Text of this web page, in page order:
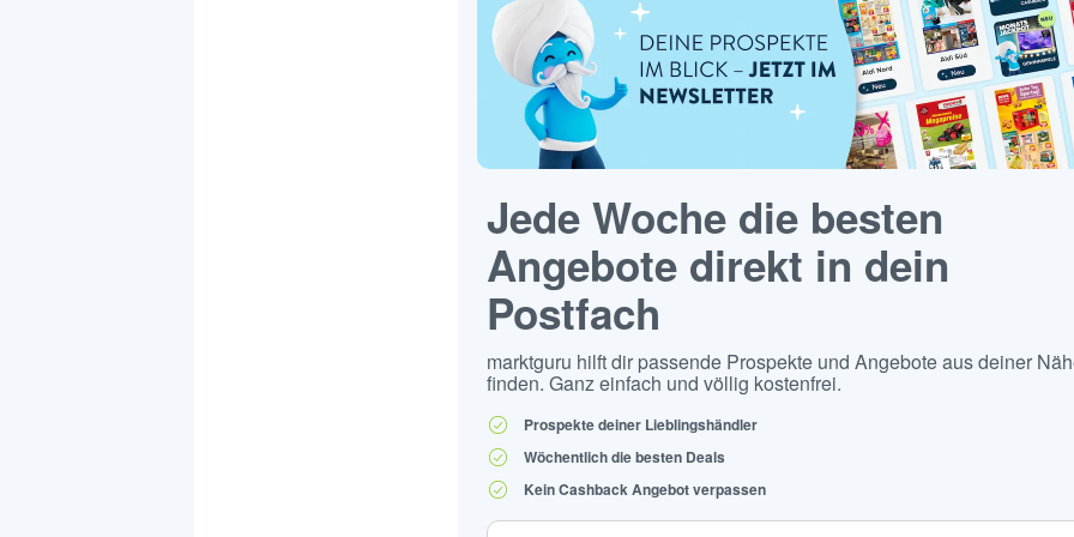
Jede Woche die besten
Angebote direkt in dein
Postfach
marktguru hilft dir passende Prospekte und Angebote aus deiner
finden. Ganz einfach und völlig kostenfrei.
Prospekte deiner Lieblingshändler
Wöchentlich die besten Deals
Kein Cashback Angebot verpassen